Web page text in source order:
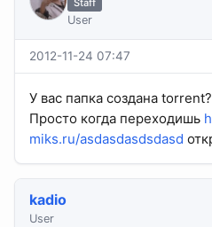
Staff
User
2012-11-24 07:47
У вас папка создана torrent?
Просто когда переходишь
miks.ru/asdasdasdsdasd
kadio
User